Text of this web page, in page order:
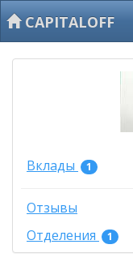
CAPITALOFF
Вклады 1
Отзывы
Отделения
1